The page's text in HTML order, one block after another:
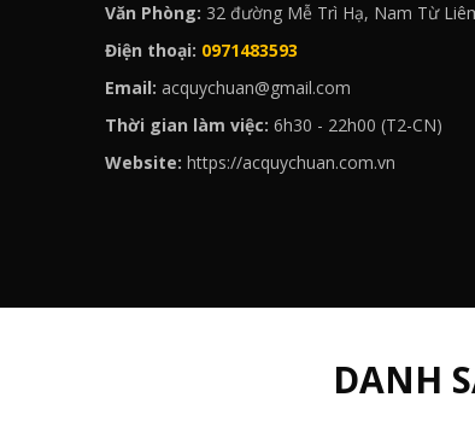
Văn Phòng: 32 đường Mễ Trì Hạ, Nam Từ
Điện thoại: 0971483593
Email: acquychuan@gmail.com
Thời gian làm việc: 6h30 - 22h00 (T2-CN)
Website: https://acquychuan.com.vn
DANH